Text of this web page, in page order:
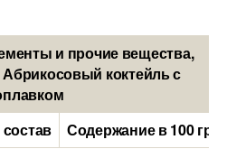
и прочие вещества,
коктейль с
Содержание в 100